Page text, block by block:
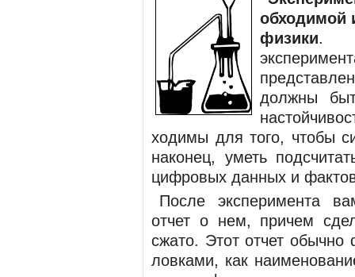
обходимой
физики.
должны
ходимы для того, чтобы
наконец, уметь
цифровых данных и
После эксперимента
отчет о нем, причем
сжато. Этот отчет
ловками, как